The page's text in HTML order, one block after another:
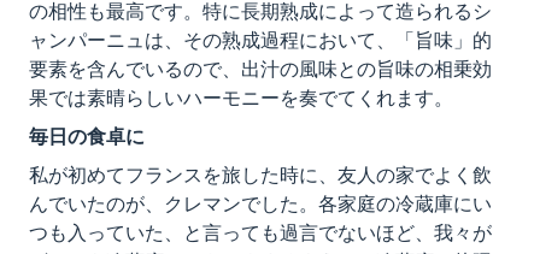
の相性も最高です。特に長期熟成によって造られるシ
ャンパーニュは、その熟成過程において、「旨味」的
要素を含んでいるので、出汁の風味との旨味の相乗効
果では素晴らしいハーモニーを奏でてくれます。
毎日の食卓に
私が初めてフランスを旅した時に、友人の家でよく飲
んでいたのが、クレマンでした。各家庭の冷蔵庫にい
つも入っていた、と言っても過言でないほど、我々が